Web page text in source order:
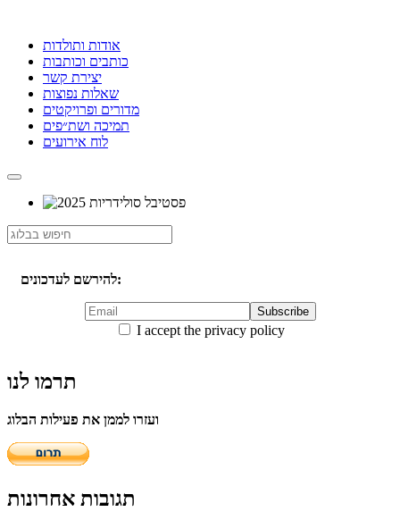
אודות ותולדות
כותבים וכותבות
יצירת קשר
שאלות נפוצות
מדורים ופרויקטים
תמיכה ושת״פים
לוח אירועים
להירשם לעדכונים:
I accept the privacy policy
תרמו לנו
ועזרו לממן את פעילות הבלוג
תגובות אחרונות